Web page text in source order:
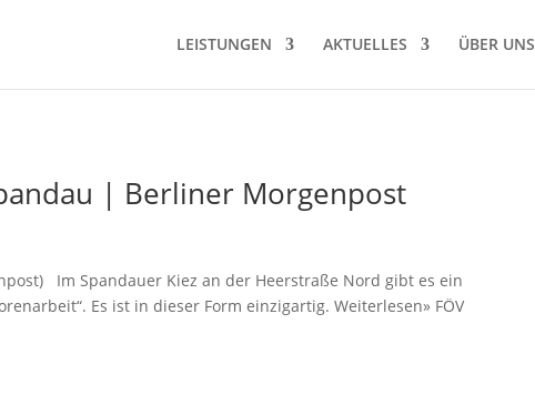
LEISTUNGEN
AKTUELLES ÜBER UNS
| Berliner Morgenpost
Im Spandauer Kiez an der Heerstraße Nord gibt es ein
Es ist in dieser Form einzigartig. Weiterlesen» FÖV